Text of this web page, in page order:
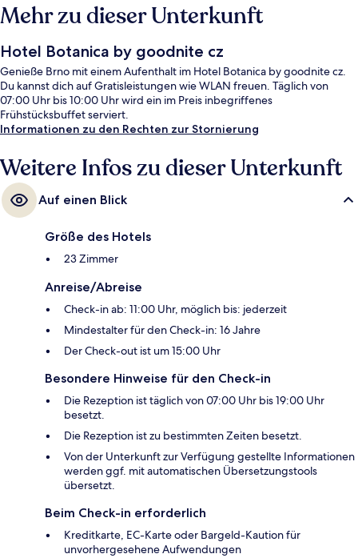
Mehr zu dieser Unterkunft
Hotel Botanica by goodnite cz
Genieße Brno mit einem Aufenthalt im Hotel Botanica by goodnite cz.
Du kannst dich auf Gratisleistungen wie WLAN freuen. Täglich von
07:00 Uhr bis 10:00 Uhr wird ein im Preis inbegriffenes
Frühstücksbuffet serviert.
Informationen zu den Rechten zur Stornierung
Weitere Infos zu dieser Unterkunft
Auf einen Blick
Größe des Hotels
23 Zimmer
Anreise/Abreise
Check-in ab: 11:00 Uhr, möglich bis: jederzeit
Mindestalter für den Check-in: 16 Jahre
Der Check-out ist um 15:00 Uhr
Besondere Hinweise für den Check-in
Die Rezeption ist täglich von 07:00 Uhr bis 19:00 Uhr
besetzt.
Die Rezeption ist zu bestimmten Zeiten besetzt.
Von der Unterkunft zur Verfügung gestellte Informationen
werden ggf. mit automatischen Übersetzungstools
übersetzt.
Beim Check-in erforderlich
Kreditkarte, EC-Karte oder Bargeld-Kaution für
unvorhergesehene Aufwendungen